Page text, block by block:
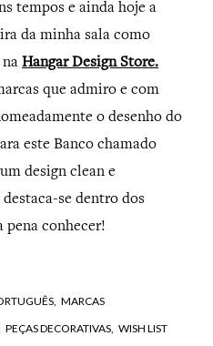
tempos e ainda hoje a
da minha sala como
Hangar Design Store.
que admiro e com
o desenho do
este Banco chamado
design clean e
se dentro dos
pena conhecer!
MARCAS
PEÇAS DECORATIVAS, WISH LIST